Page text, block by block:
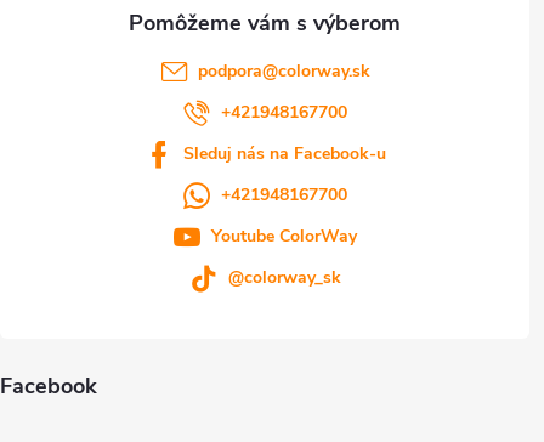
Facebook
podpora@colorway.sk
+421948167700
Sleduj nás na Facebook-u
+421948167700
Youtube ColorWay
@colorway_sk